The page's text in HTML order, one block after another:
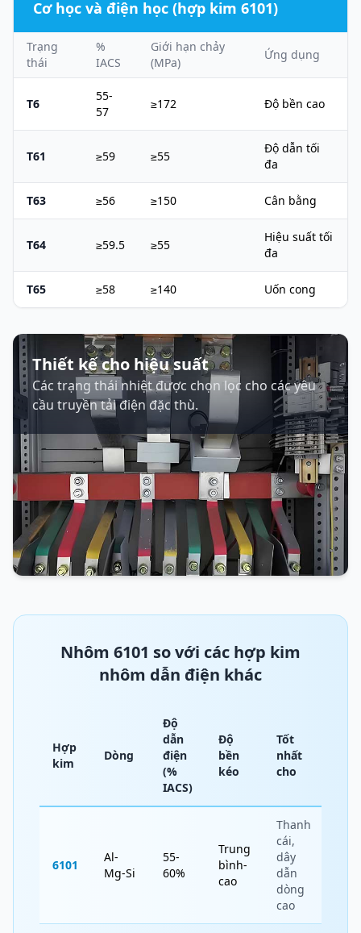
Cơ học và điện học (hợp kim 6101)
Trạng
thái
%
IACS
Giới hạn chảy
(MPa)
Ứng dụng
T6
55-
57
≥172 Độ bền cao
T61 ≥59 ≥55
Độ dẫn tối
đa
T63 ≥56 ≥150 Cân bằng
T64 ≥59.5 ≥55
Hiệu suất tối
đa
T65 ≥58 ≥140 Uốn cong
Thiết kế cho hiệu suất
Các trạng thái nhiệt được chọn lọc cho các yêu
cầu truyền tải điện đặc thù.
Nhôm 6101 so với các hợp kim
nhôm dẫn điện khác
Hợp
kim
Dòng
Độ
dẫn
điện
(%
IACS)
Độ
bền
kéo
Tốt
nhất
cho
6101
Al-
Mg-Si
55-
60%
Trung
bình-
cao
Thanh
cái,
dây
dẫn
dòng
cao